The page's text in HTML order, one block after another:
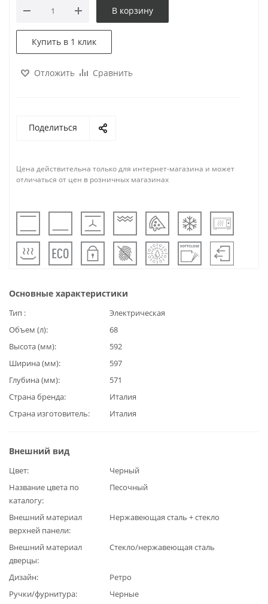
В корзину
Купить в 1 клик
Отложить Сравнить
Поделиться
Цена действительна только для интернет-магазина и может
отличаться от цен в розничных магазинах
Основные характеристики
Тип
Электрическая
Объем (л)
68
Высота (мм)
592
Ширина (мм)
597
Глубина (мм)
571
Страна бренда
Италия
Страна изготовитель
Италия
Внешний вид
Цвет
Черный
Название цвета по
каталогу
Песочный
Внешний материал
верхней панели
Нержавеющая сталь + стекло
Внешний материал
дверцы
Стекло/нержавеющая сталь
Дизайн
Ретро
Ручки/фурнитура
Черные